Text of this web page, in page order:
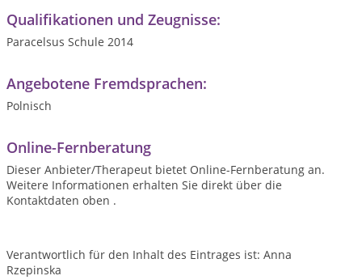
Qualifikationen und Zeugnisse:
Paracelsus Schule 2014
Angebotene Fremdsprachen:
Polnisch
Online-Fernberatung
Dieser Anbieter/Therapeut bietet Online-Fernberatung an.
Weitere Informationen erhalten Sie direkt über die
Kontaktdaten oben .
Verantwortlich für den Inhalt des Eintrages ist: Anna
Rzepinska